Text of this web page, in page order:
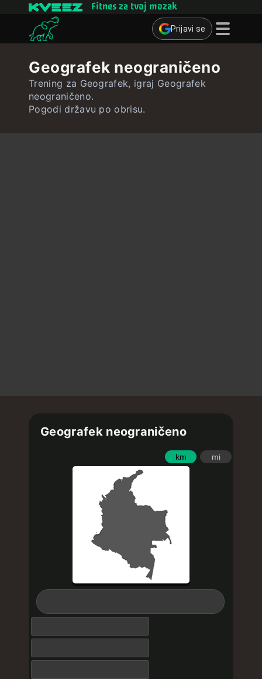
Fitnes za tvoj mozak
Prijavi se
Kvizovi
Kartice za učenje
Geografek neograničeno
Trening za Geografek, igraj Geografek
neograničeno.
Pogodi državu po obrisu.
Geografek neograničeno
km mi